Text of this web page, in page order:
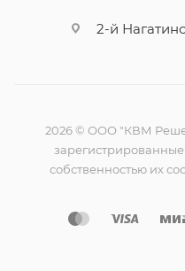
2-й
2026 © ООО "КВМ
собственностью их